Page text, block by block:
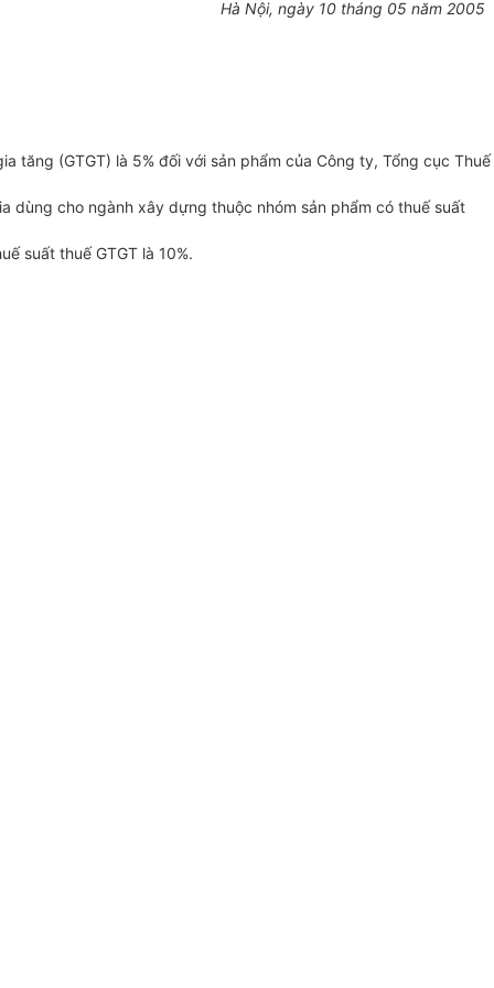
Hà Nội, ngày 10 tháng 05 năm 2005
tăng (GTGT) là 5% đối với sản phẩm của Công ty, Tổng cục Thuế
dùng cho ngành xây dựng thuộc nhóm sản phẩm có thuế suất
suất thuế GTGT là 10%.